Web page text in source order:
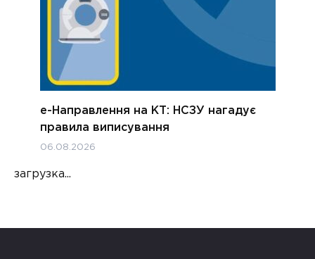
е-Направлення на КТ: НСЗУ нагадує
правила виписування
06.08.2026
загрузка...